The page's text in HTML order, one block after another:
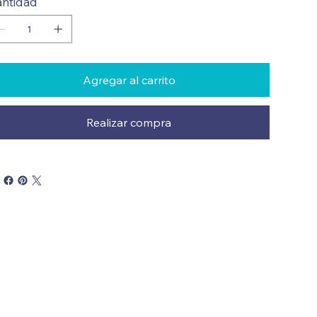
Agregar al carrito
Realizar compra